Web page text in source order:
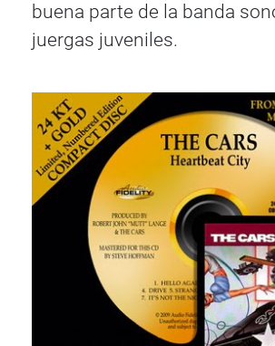
buena parte de la banda
juergas juveniles.